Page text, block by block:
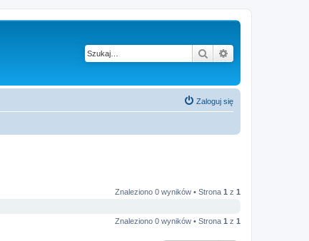
Szukaj
Zaloguj się
Znaleziono 0 wyników • Strona 1 z 1
Znaleziono 0 wyników • Strona 1 z 1